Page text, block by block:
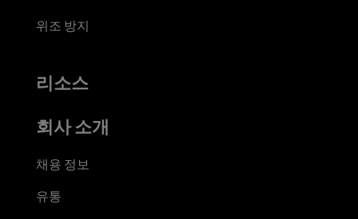
위조 방지
리소스
회사 소개
채용 정보
유통